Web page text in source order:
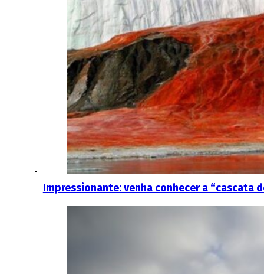
Impressionante: venha conhecer a “cascata